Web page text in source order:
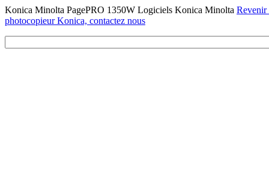
Konica Minolta PagePRO 1350W Logiciels Konica Minolta Revenir
photocopieur Konica, contactez nous